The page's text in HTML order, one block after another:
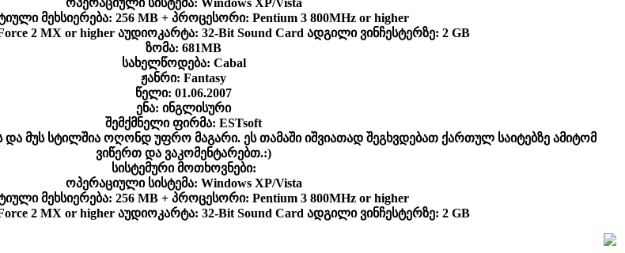
ოპერაციული სისტემა: Windows XP/Vista
მეხსიერება: 256 MB + პროცესორი: Pentium 3 800MHz or higher
2 MX or higher აუდიოკარტა: 32-Bit Sound Card ადგილი ვინჩესტერზე: 2 GB
ზომა: 681MB
სახელწოდება: Cabal
ჟანრი: Fantasy
წელი: 01.06.2007
ენა: ინგლისური
შემქმნელი ფირმა: ESTsoft
და მუს სტილშია ოღონდ უფრო მაგარი. ეს თამაში იშვიათად შეგხვდებათ ქართულ საიტებზე ამიტომ
ვიწერთ და ვაკომენტარებთ.:)
სისტემური მოთხოვნები:
ოპერაციული სისტემა: Windows XP/Vista
მეხსიერება: 256 MB + პროცესორი: Pentium 3 800MHz or higher
2 MX or higher აუდიოკარტა: 32-Bit Sound Card ადგილი ვინჩესტერზე: 2 GB